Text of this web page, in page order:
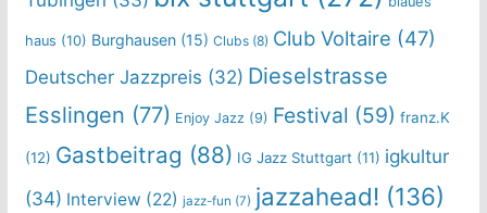
haus (10) Burghausen(15) Clubs(8) Club Voltaire (47)
Deutscher Jazzpreis (32) Dieselstrasse
Esslingen (77) Enjoy Jazz(9) Festival (59) franz.K
(12) Gastbeitrag (88) IG Jazz Stuttgart(11) igkultur
(34) Interview (22) jazz-fun (7) jazzahead! (136)